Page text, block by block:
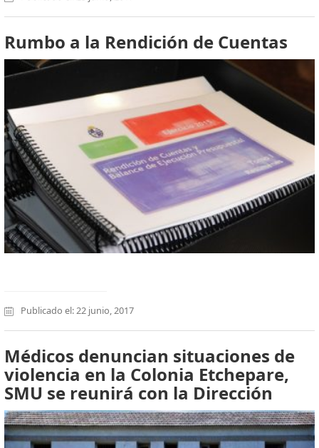
Rumbo a la Rendición de Cuentas
Publicado el: 22 junio, 2017
Médicos denuncian situaciones de
violencia en la Colonia Etchepare,
SMU se reunirá con la Dirección